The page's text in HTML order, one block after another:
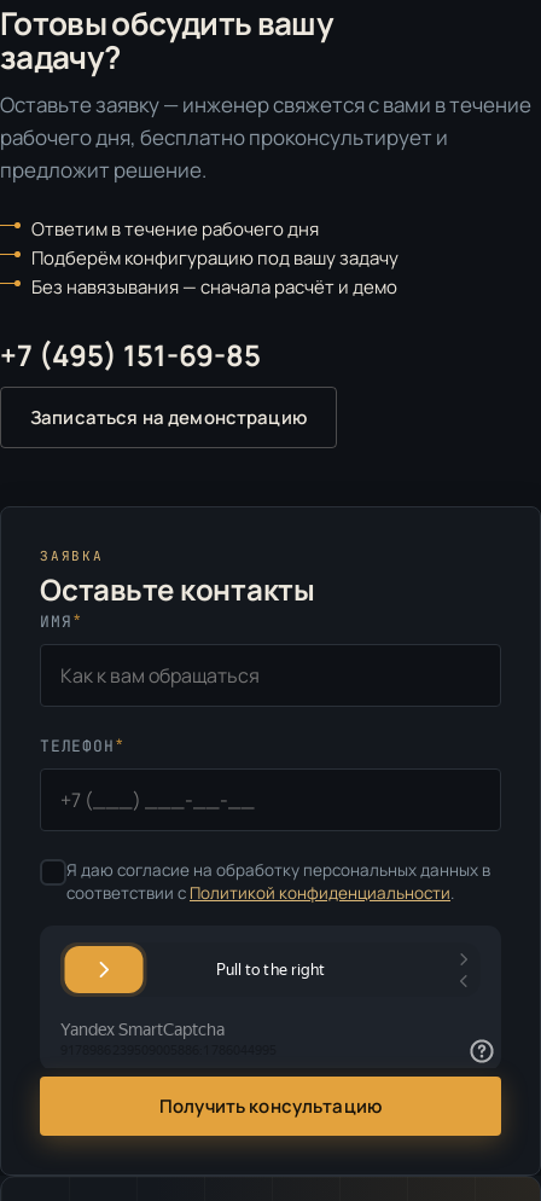
Готовы обсудить вашу
задачу?
Оставьте заявку — инженер свяжется с вами в течение
рабочего дня, бесплатно проконсультирует и
предложит решение.
Ответим в течение рабочего дня
Подберём конфигурацию под вашу задачу
Без навязывания — сначала расчёт и демо
+7 (495) 151-69-85
Записаться на демонстрацию
ЗАЯВКА
Оставьте контакты
ИМЯ *
ТЕЛЕФОН *
Я даю согласие на обработку персональных данных в
соответствии с Политикой конфиденциальности.
Получить консультацию